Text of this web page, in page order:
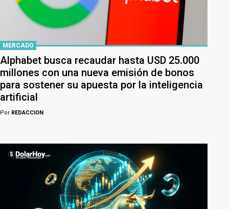
MERCADO
Alphabet busca recaudar hasta USD 25.000
millones con una nueva emisión de bonos
para sostener su apuesta por la inteligencia
artificial
Por REDACCION